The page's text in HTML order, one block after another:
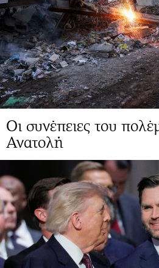
Οι συνέπειες του
Ανατολή